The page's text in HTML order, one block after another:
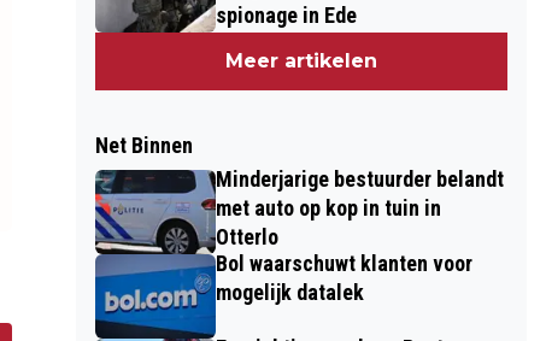
spionage in Ede
Meer artikelen
Net Binnen
Minderjarige bestuurder belandt
met auto op kop in tuin in
Otterlo
Bol waarschuwt klanten voor
mogelijk datalek